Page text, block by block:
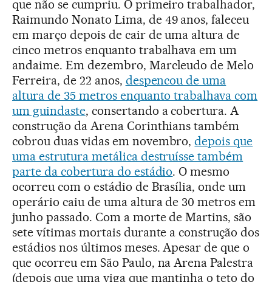
que não se cumpriu. O primeiro trabalhador,
Raimundo Nonato Lima, de 49 anos, faleceu
em março depois de cair de uma altura de
cinco metros enquanto trabalhava em um
andaime. Em dezembro, Marcleudo de Melo
Ferreira, de 22 anos, despencou de uma
altura de 35 metros enquanto trabalhava com
um guindaste, consertando a cobertura. A
construção da Arena Corinthians também
cobrou duas vidas em novembro,depois que
uma estrutura metálica destruísse também
parte da cobertura do estádio. O mesmo
ocorreu com o estádio de Brasília, onde um
operário caiu de uma altura de 30 metros em
junho passado. Com a morte de Martins, são
sete vítimas mortais durante a construção dos
estádios nos últimos meses. Apesar de que o
que ocorreu em São Paulo, na Arena Palestra
(depois que uma viga que mantinha o teto do